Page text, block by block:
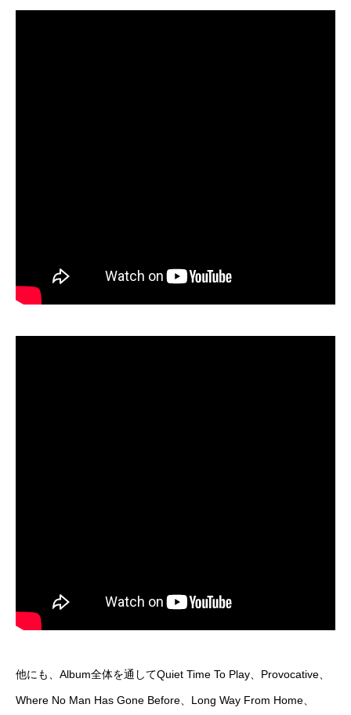
他にも、Album全体を通してQuiet Time To Play、Provocative、
Where No Man Has Gone Before、Long Way From Home、